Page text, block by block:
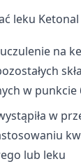
leku
na
w punkcie
w
lub leku